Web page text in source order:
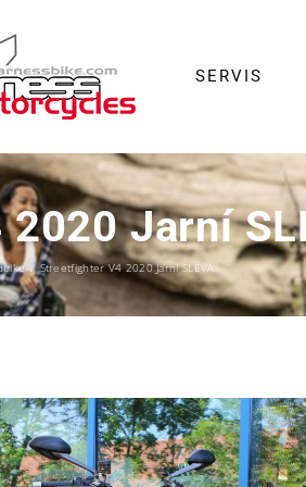
SERVIS
Jarní
/ Streetfighter V4 2020 Jarní SLEVA